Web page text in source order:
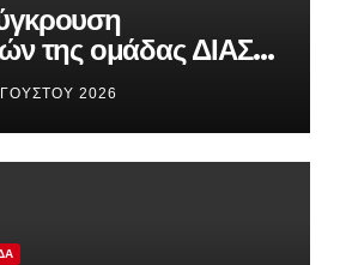
της ομάδας ΔΙΑΣ
τουριστών στο
2026